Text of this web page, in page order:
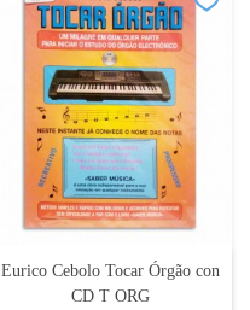
Eurico Cebolo Tocar Órgão con
CD T ORG